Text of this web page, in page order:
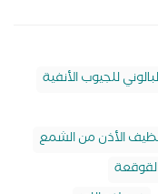
للجيوب الأنفية
الأذن من الشمع